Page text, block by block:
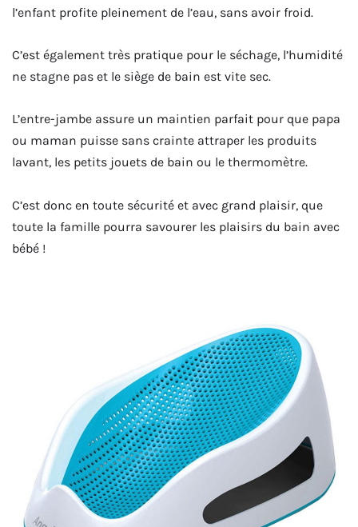
l’enfant profite pleinement de l’eau, sans avoir froid.
C’est également très pratique pour le séchage, l’humidité
ne stagne pas et le siège de bain est vite sec.
L’entre-jambe assure un maintien parfait pour que papa
ou maman puisse sans crainte attraper les produits
lavant, les petits jouets de bain ou le thermomètre.
C’est donc en toute sécurité et avec grand plaisir, que
toute la famille pourra savourer les plaisirs du bain avec
bébé !